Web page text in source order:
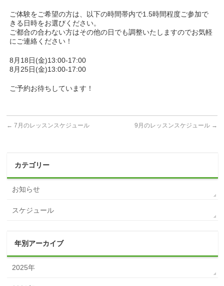
ご体験をご希望の方は、以下の時間帯内で1.5時間程度ご参加で
きる日時をお選びください。
ご都合の合わない方はその他の日でも調整いたしますのでお気軽
にご連絡ください！
8月18日(金)13:00-17:00
8月25日(金)13:00-17:00
ご予約お待ちしています！
← 7月のレッスンスケジュール 9月のレッスンスケジュール →
カテゴリー
お知らせ
スケジュール
年別アーカイブ
2025年